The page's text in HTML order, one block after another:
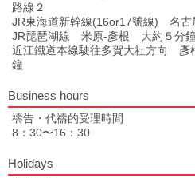
路線２
JR東海道新幹線(16or17號線) 名
JR琵琶湖線 米原-彥根 大約５分
近江鐵道本線駛往多賀大社方向
鐘
Business hours
禱告・代禱的受理時間
8：30〜16：30
Holidays